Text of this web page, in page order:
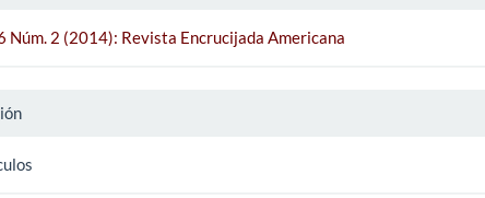
Núm. 2 (2014): Revista Encrucijada Americana